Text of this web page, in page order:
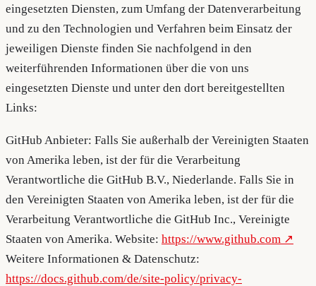
eingesetzten Diensten, zum Umfang der Datenverarbeitung
und zu den Technologien und Verfahren beim Einsatz der
jeweiligen Dienste finden Sie nachfolgend in den
weiterführenden Informationen über die von uns
eingesetzten Dienste und unter den dort bereitgestellten
Links:
GitHub Anbieter: Falls Sie außerhalb der Vereinigten Staaten
von Amerika leben, ist der für die Verarbeitung
Verantwortliche die GitHub B.V., Niederlande. Falls Sie in
den Vereinigten Staaten von Amerika leben, ist der für die
Verarbeitung Verantwortliche die GitHub Inc., Vereinigte
Staaten von Amerika. Website: https://www.github.com
Weitere Informationen & Datenschutz:
https://docs.github.com/de/site-policy/privacy-